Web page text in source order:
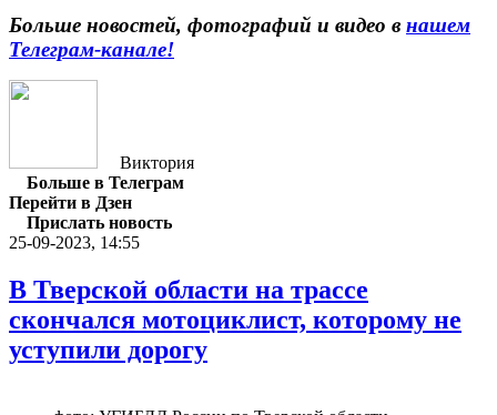
Больше новостей, фотографий и видео в нашем
Телеграм-канале!
Виктория
Больше в Телеграм
Перейти в Дзен
Прислать новость
25-09-2023, 14:55
В Тверской области на трассе
скончался мотоциклист, которому не
уступили дорогу